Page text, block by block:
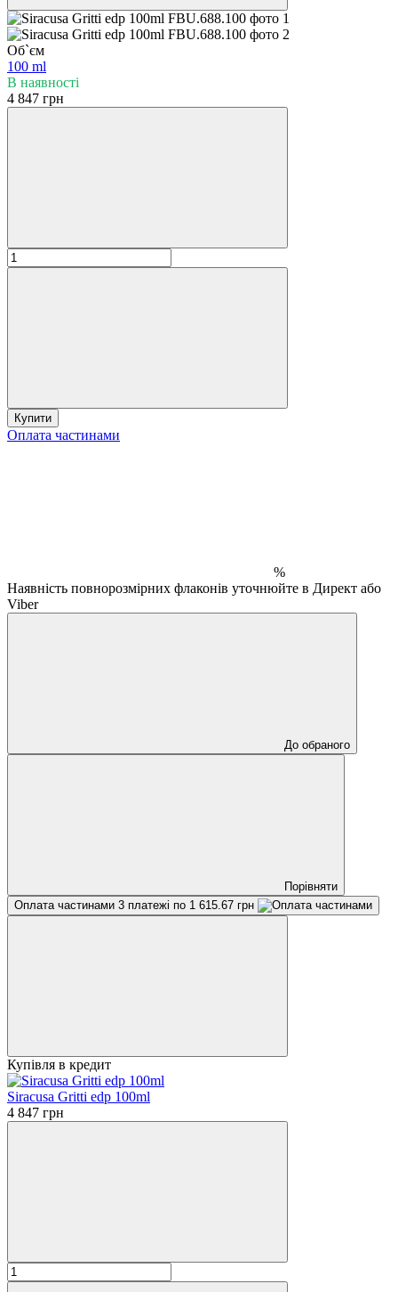
Об`єм
100 ml
В наявності
4 847 грн
Купити
Оплата частинами
%
Наявність повнорозмірних флаконів уточнюйте в Директ або
Viber
До обраного
Порівняти
Оплата частинами 3 платежі по 1 615.67 грн
Купівля в кредит
Siracusa Gritti edp 100ml
4 847 грн